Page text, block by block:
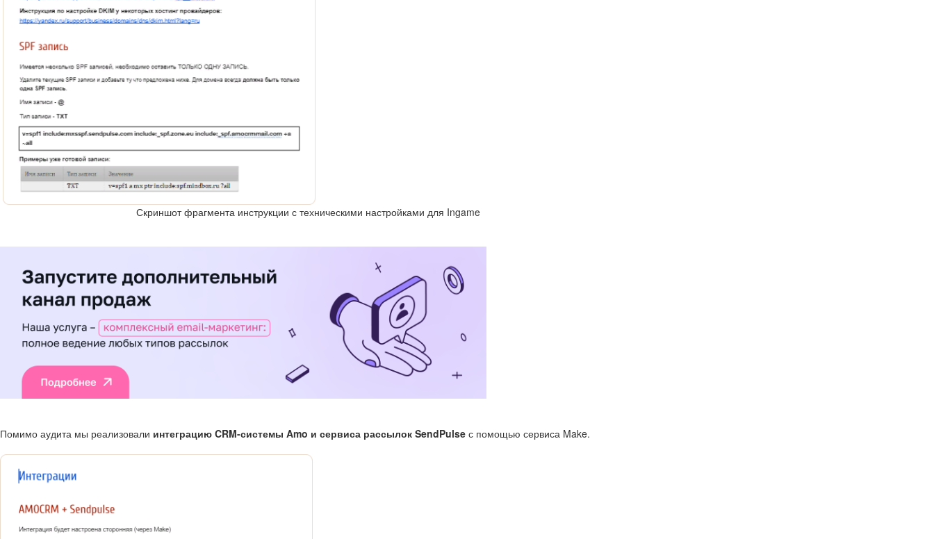
Скриншот фрагмента инструкции с техническими настройками для Ingame
Помимо аудита мы реализовали интеграцию CRM-системы Amo и сервиса рассылок SendPulse с помощью сервиса Make.